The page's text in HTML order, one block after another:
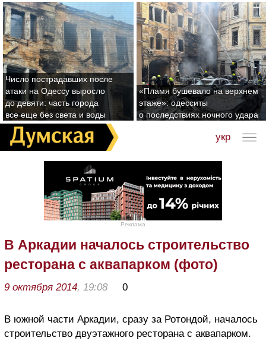
Число пострадавших после
атаки на Одессу выросло
до девяти: часть города
все еще без света и воды
«Пламя бушевало на верхнем
этаже»: одесситы
о последствиях ночного удара
укр
Реклама
В Аркадии началось строительство
ресторана с аквапарком (фото)
9 октября 2014, 19:08 0
В южной части Аркадии, сразу за Ротондой, началось
строительство двуэтажного ресторана с аквапарком.